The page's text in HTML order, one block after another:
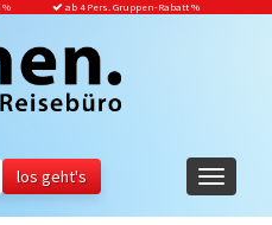
ab 4 Pers. Gruppen-Rabatt %